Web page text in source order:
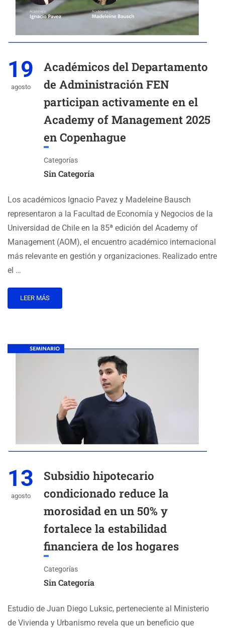
19
agosto
Académicos del Departamento
de Administración FEN
participan activamente en el
Academy of Management 2025
en Copenhague
Categorías
Sin Categoría
Los académicos Ignacio Pavez y Madeleine Bausch
representaron a la Facultad de Economía y Negocios de la
Universidad de Chile en la 85ª edición del Academy of
Management (AOM), el encuentro académico internacional
más relevante en gestión y organizaciones. Realizado entre
el …
LEER MÁS
13
agosto
Subsidio hipotecario
condicionado reduce la
morosidad en un 50% y
fortalece la estabilidad
financiera de los hogares
Categorías
Sin Categoría
Estudio de Juan Diego Luksic, perteneciente al Ministerio
de Vivienda y Urbanismo revela que un beneficio que